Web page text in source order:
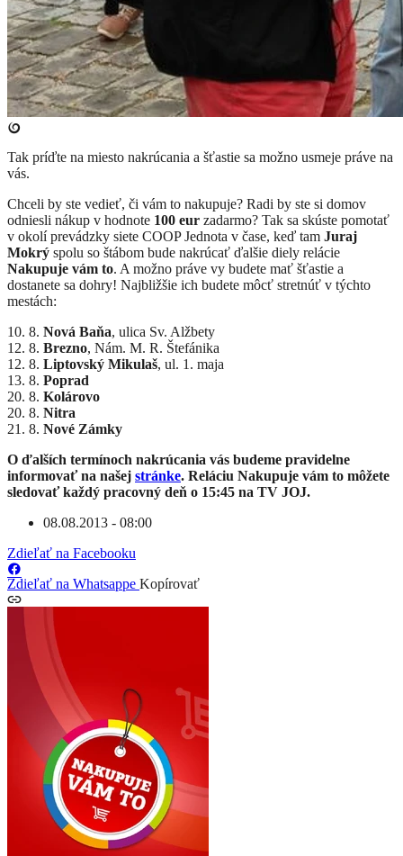
Tak príďte na miesto nakrúcania a šťastie sa možno usmeje práve na
vás.
Chceli by ste vedieť, či vám to nakupuje? Radi by ste si domov
odniesli nákup v hodnote 100 eur zadarmo? Tak sa skúste pomotať
v okolí prevádzky siete COOP Jednota v čase, keď tam Juraj
Mokrý spolu so štábom bude nakrúcať ďalšie diely relácie
Nakupuje vám to. A možno práve vy budete mať šťastie a
dostanete sa dohry! Najbližšie ich budete môcť stretnúť v týchto
mestách:
10. 8. Nová Baňa, ulica Sv. Alžbety
12. 8. Brezno, Nám. M. R. Štefánika
12. 8. Liptovský Mikulaš, ul. 1. maja
13. 8. Poprad
20. 8. Kolárovo
20. 8. Nitra
21. 8. Nové Zámky
O ďalších termínoch nakrúcania vás budeme pravidelne
informovať na našej stránke. Reláciu Nakupuje vám to môžete
sledovať každý pracovný deň o 15:45 na TV JOJ.
08.08.2013 - 08:00
Zdieľať na Facebooku
Zdieľať na Whatsappe Kopírovať